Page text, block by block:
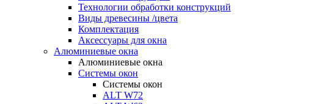
Технологии обработки конструкций
Виды древесины /цвета
Комплектация
Аксессуары для окна
Алюминиевые окна
Алюминиевые окна
Системы окон
Системы окон
ALT W72